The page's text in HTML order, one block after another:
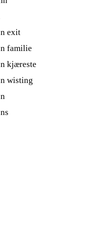
exit
familie
kjæreste
wisting